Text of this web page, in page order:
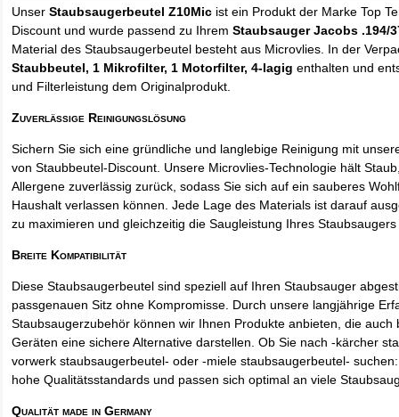
UnserStaubsaugerbeutel Z10Mic ist ein Produkt der Marke Top
Discount und wurde passend zu IhremStaubsauger Jacobs .194/
Material des Staubsaugerbeutel besteht aus Microvlies. In der
Staubbeutel, 1 Mikrofilter, 1 Motorfilter, 4-lagig enthalten und
und Filterleistung dem Originalprodukt.
Zuverlässige Reinigungslösung
Sichern Sie sich eine gründliche und langlebige Reinigung mit
von Staubbeutel-Discount. Unsere Microvlies-Technologie hält
Allergene zuverlässig zurück, sodass Sie sich auf ein sauberes
Haushalt verlassen können. Jede Lage des Materials ist darauf
zu maximieren und gleichzeitig die Saugleistung Ihres
Breite Kompatibilität
Diese Staubsaugerbeutel sind speziell auf Ihren Staubsauger
passgenauen Sitz ohne Kompromisse. Durch unsere langjährige
Staubsaugerzubehör können wir Ihnen Produkte anbieten, die auch
Geräten eine sichere Alternative darstellen. Ob Sie nach -kärcher
vorwerk staubsaugerbeutel- oder -miele staubsaugerbeutel-
hohe Qualitätsstandards und passen sich optimal an viele
Qualität made in Germany